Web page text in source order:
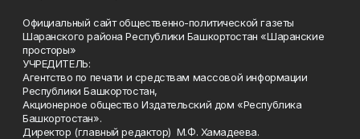
Официальный сайт общественно-политической газеты
Шаранского района Республики Башкортостан «Шаранские
просторы»
УЧРЕДИТЕЛЬ:
Агентство по печати и средствам массовой информации
Республики Башкортостан,
Акционерное общество Издательский дом «Республика
Башкортостан».
Директор (главный редактор) М.Ф. Хамадеева.